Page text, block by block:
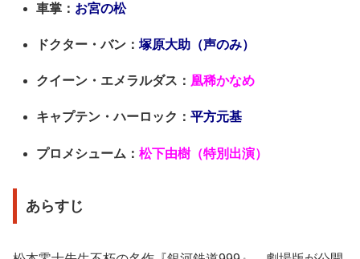
車掌： お宮の松
ドクター・バン：塚原大助（声のみ）
クイーン・エメラルダス： 凰稀かなめ
キャプテン・ハーロック：平方元基
プロメシューム：松下由樹（特別出演）
あらすじ